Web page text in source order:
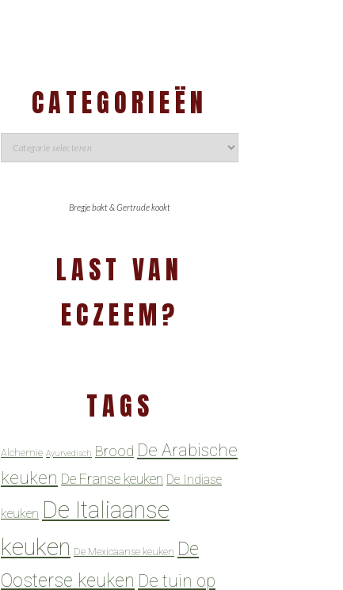
CATEGORIEËN
Bregje bakt & Gertrude kookt
LAST VAN
ECZEEM?
TAGS
Alchemie Ayurvedisch Brood De Arabische
keuken De Franse keuken De Indiase
keuken De Italiaanse
keuken De Mexicaanse keuken De
Oosterse keuken De tuin op